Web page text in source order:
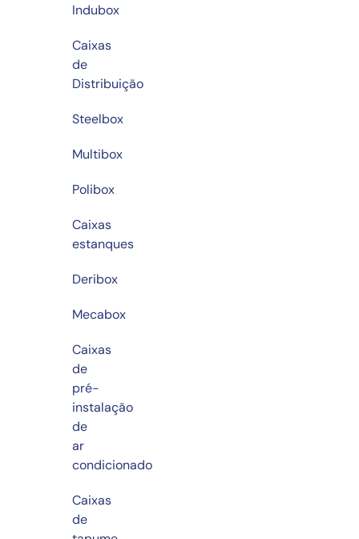
Indubox
Caixas
de
Distribuição
Steelbox
Multibox
Polibox
Caixas
estanques
Deribox
Mecabox
Caixas
de
pré-
instalação
de
ar
condicionado
Caixas
de